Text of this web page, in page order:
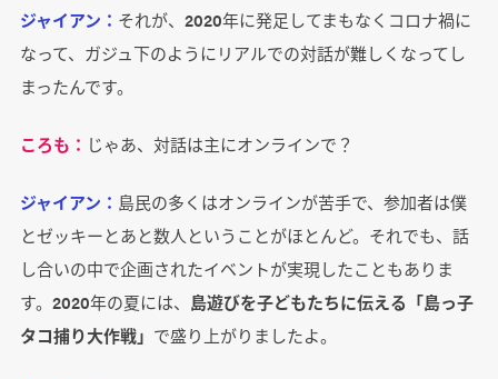
ジャイアン： それが、2020年に発足してまもなくコロナ禍に
なって、ガジュ下のようにリアルでの対話が難しくなってし
まったんです。
ころも： じゃあ、対話は主にオンラインで？
ジャイアン： 島民の多くはオンラインが苦手で、参加者は僕
とゼッキーとあと数人ということがほとんど。それでも、話
し合いの中で企画されたイベントが実現したこともありま
す。2020年の夏には、 島遊びを子どもたちに伝える「島っ子
タコ捕り大作戦」 で盛り上がりましたよ。